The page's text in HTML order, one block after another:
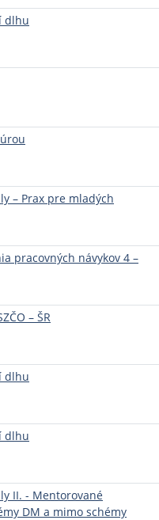
dlhu
– Prax pre mladých
pracovných návykov 4 –
– ŠR
dlhu
dlhu
II. - Mentorované
DM a mimo schémy